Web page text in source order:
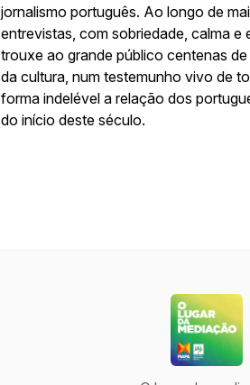
jornalismo português. Ao longo de
entrevistas, com sobriedade, calma e
trouxe ao grande público centenas
da cultura, num testemunho vivo de
forma indelével a relação dos
do início deste século.